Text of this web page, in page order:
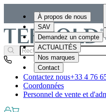
À propos de nous
SAV
Demandez un compte
ACTUALITÉS
Nos marques
Contact
Contactez nous+33 4 76
Coordonnées
Personnel de vente et